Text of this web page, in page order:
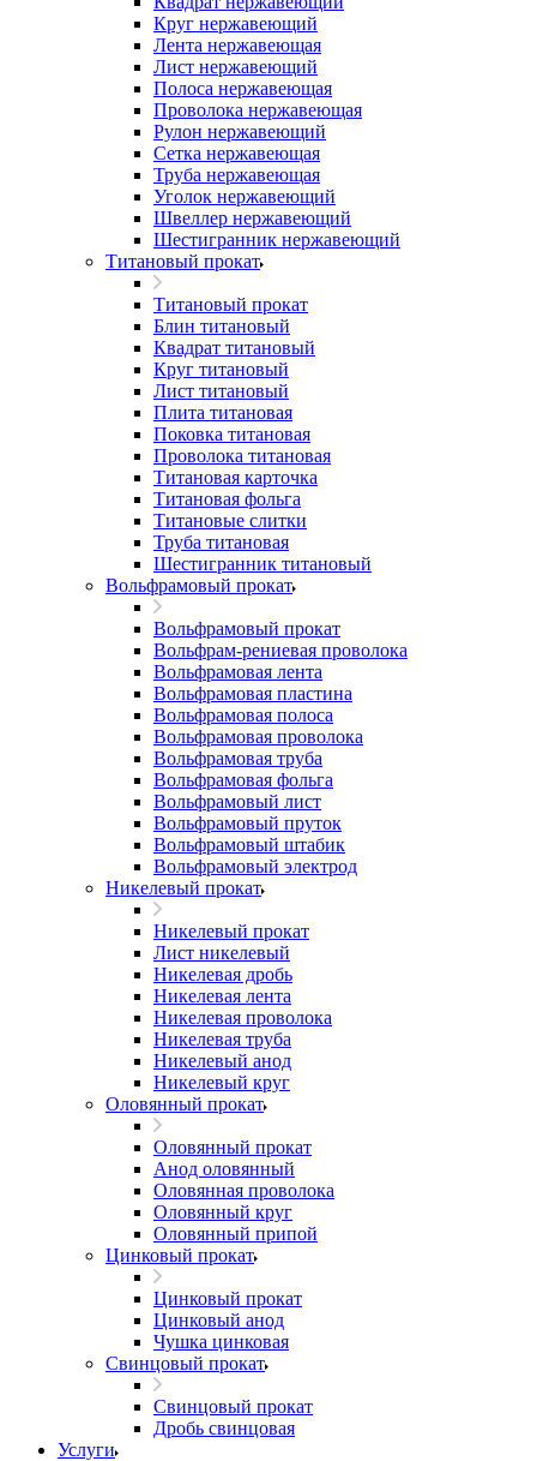
Круг нержавеющий
Лента нержавеющая
Лист нержавеющий
Полоса нержавеющая
Проволока нержавеющая
Рулон нержавеющий
Сетка нержавеющая
Труба нержавеющая
Уголок нержавеющий
Швеллер нержавеющий
Шестигранник нержавеющий
Титановый прокат
Титановый прокат
Блин титановый
Квадрат титановый
Круг титановый
Лист титановый
Плита титановая
Поковка титановая
Проволока титановая
Титановая карточка
Титановая фольга
Титановые слитки
Труба титановая
Шестигранник титановый
Вольфрамовый прокат
Вольфрамовый прокат
Вольфрам-рениевая проволока
Вольфрамовая лента
Вольфрамовая пластина
Вольфрамовая полоса
Вольфрамовая проволока
Вольфрамовая труба
Вольфрамовая фольга
Вольфрамовый лист
Вольфрамовый пруток
Вольфрамовый штабик
Вольфрамовый электрод
Никелевый прокат
Никелевый прокат
Лист никелевый
Никелевая дробь
Никелевая лента
Никелевая проволока
Никелевая труба
Никелевый анод
Никелевый круг
Оловянный прокат
Оловянный прокат
Анод оловянный
Оловянная проволока
Оловянный круг
Оловянный припой
Цинковый прокат
Цинковый прокат
Цинковый анод
Чушка цинковая
Свинцовый прокат
Свинцовый прокат
Дробь свинцовая
Услуги